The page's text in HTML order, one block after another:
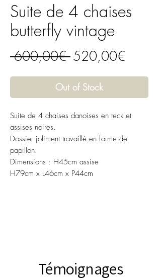
Témoignages
Suite de 4 chaises
butterfly vintage
600,00€ Regular
Price
520,00€
Price
Out of Stock
Suite de 4 chaises danoises en teck et
assises noires.
Dossier joliment travaillé en forme de
papillon.
Dimensions : H45cm assise
H79cm x L46cm x P44cm